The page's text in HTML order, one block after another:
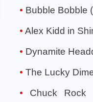
Bubble Bobble
Alex Kidd in
Dynamite
The Lucky
Chuck